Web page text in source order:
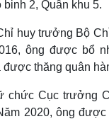
2, Quân khu 5.
huy trưởng Bộ
ông được bổ
được thăng quân
chức Cục trưởng
2020, ông